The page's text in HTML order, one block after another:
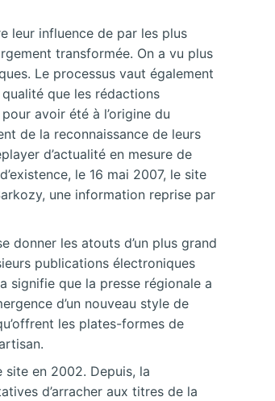
leur influence de par les plus
transformée. On a vu plus
Le processus vaut également
que les rédactions
avoir été à l’origine du
de la reconnaissance de leurs
d’actualité en mesure de
le 16 mai 2007, le site
une information reprise par
donner les atouts d’un plus grand
publications électroniques
signifie que la presse régionale a
d’un nouveau style de
les plates-formes de
site en 2002. Depuis, la
d’arracher aux titres de la